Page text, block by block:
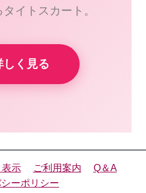
イトスカート。
しく見る
示 ご利用案内
Q＆A
ーポリシー